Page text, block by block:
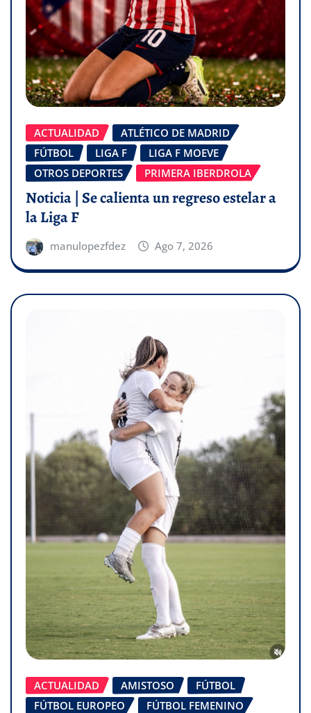
ACTUALIDAD
ATLÉTICO DE MADRID
FÚTBOL
LIGA F
LIGA F MOEVE
OTROS DEPORTES
PRIMERA IBERDROLA
Noticia | Se calienta un regreso estelar a
la Liga F
manulopezfdez Ago 7, 2026
ACTUALIDAD AMISTOSO
FÚTBOL
FÚTBOL EUROPEO
FÚTBOL FEMENINO